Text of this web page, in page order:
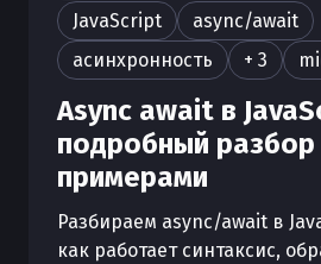
JavaScript
async/await
асинхронность
+ 3
Async await в
подробный разбор
примерами
Разбираем async/await в
как работает синтаксис,